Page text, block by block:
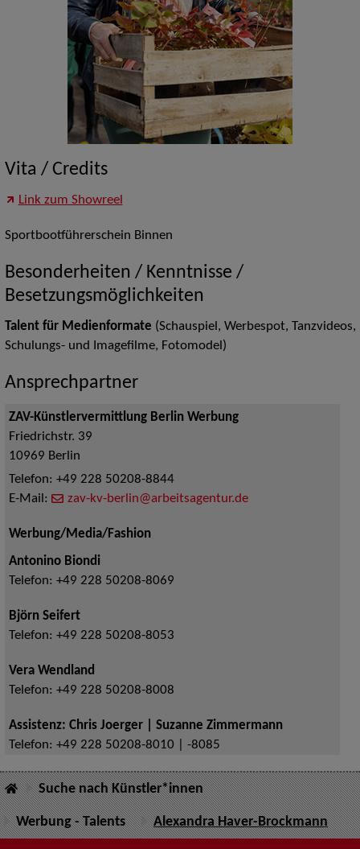
Vita / Credits
Link zum Showreel
Sportbootführerschein Binnen
Besonderheiten / Kenntnisse /
Besetzungsmöglichkeiten
Talent für Medienformate (Schauspiel, Werbespot, Tanzvideos,
Schulungs- und Imagefilme, Fotomodel)
Ansprechpartner
ZAV-Künstlervermittlung Berlin Werbung
Friedrichstr. 39
10969 Berlin
Telefon: +49 228 50208-8844
E-Mail:
zav-kv-berlin@arbeitsagentur.de
Werbung/Media/Fashion
Antonino Biondi
Telefon: +49 228 50208-8069
Björn Seifert
Telefon: +49 228 50208-8053
Vera Wendland
Telefon: +49 228 50208-8008
Assistenz: Chris Joerger | Suzanne Zimmermann
Telefon: +49 228 50208-8010 | -8085
Suche nach Künstler*innen
Werbung - Talents Alexandra Haver-Brockmann